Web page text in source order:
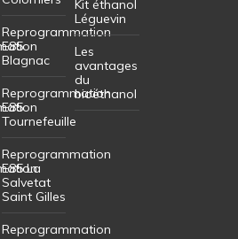
Reprogrammation
E85
Blagnac
Reprogrammation
E85
Tournefeuille
Reprogrammation
E85 La
Salvetat
Saint Gilles
Reprogrammation
Kit éthanol
Léguevin
Les
avantages
du
bioéthanol